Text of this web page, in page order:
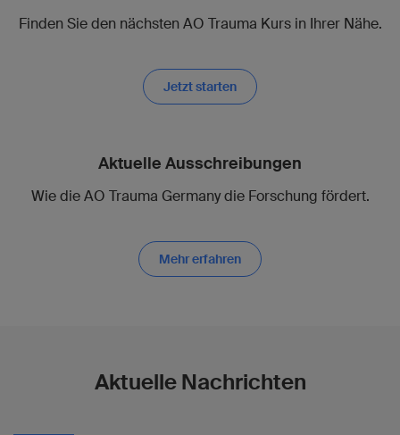
Finden Sie den nächsten AO Trauma Kurs in Ihrer Nähe.
Jetzt starten
Aktuelle Ausschreibungen
Wie die AO Trauma Germany die Forschung fördert.
Mehr erfahren
Aktuelle Nachrichten